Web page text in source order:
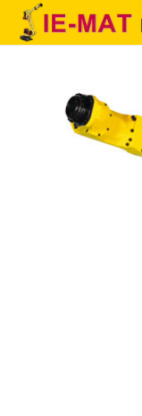
QUIENES SOMOS
PRODUCTOS